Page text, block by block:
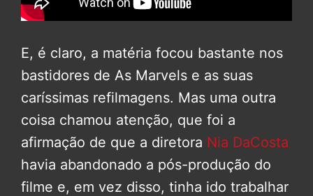
E, é claro, a matéria focou bastante nos
bastidores de As Marvels e as suas
caríssimas refilmagens. Mas uma outra
coisa chamou atenção, que foi a
afirmação de que a diretora Nia DaCosta
havia abandonado a pós-produção do
filme e, em vez disso, tinha ido trabalhar